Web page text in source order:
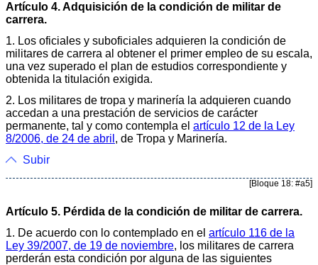
Artículo 4. Adquisición de la condición de militar de
carrera.
1. Los oficiales y suboficiales adquieren la condición de
militares de carrera al obtener el primer empleo de su escala,
una vez superado el plan de estudios correspondiente y
obtenida la titulación exigida.
2. Los militares de tropa y marinería la adquieren cuando
accedan a una prestación de servicios de carácter
permanente, tal y como contempla el artículo 12 de la Ley
8/2006, de 24 de abril , de Tropa y Marinería.
Subir
[Bloque 18: #a5]
Artículo 5. Pérdida de la condición de militar de carrera.
1. De acuerdo con lo contemplado en el artículo 116 de la
Ley 39/2007, de 19 de noviembre, los militares de carrera
perderán esta condición por alguna de las siguientes